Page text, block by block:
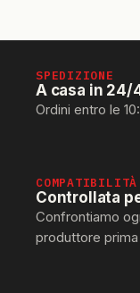
SPEDIZIONE
A casa in 24/
Ordini entro le
COMPATIBILITÀ
Controllata
Confrontiamo
produttore